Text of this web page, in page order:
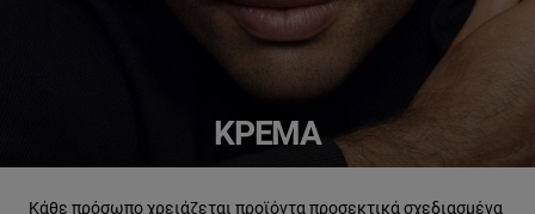
ΚΡΈΜΑ
Κάθε πρόσωπο χρειάζεται προϊόντα προσεκτικά σχεδιασμένα